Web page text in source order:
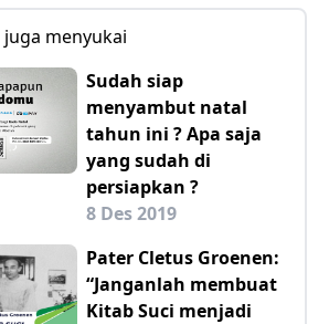
menyukai
Sudah siap
menyambut natal
tahun ini ? Apa saja
yang sudah di
persiapkan ?
8 Des 2019
Pater Cletus Groenen:
“Janganlah membuat
Kitab Suci menjadi